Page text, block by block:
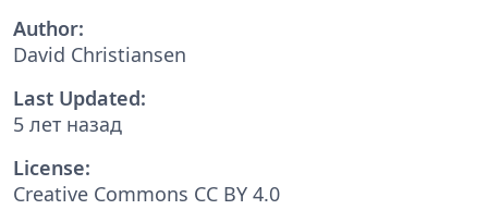
Author:
David Christiansen
Last Updated:
5 лет назад
License:
Creative Commons CC BY 4.0